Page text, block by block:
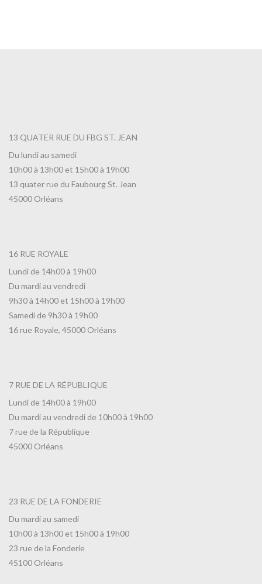
13 QUATER RUE DU FBG ST. JEAN
Du lundi au samedi
10h00 à 13h00 et 15h00 à 19h00
13 quater rue du Faubourg St. Jean
45000 Orléans
16 RUE ROYALE
Lundi de 14h00 à 19h00
Du mardi au vendredi
9h30 à 14h00 et 15h00 à 19h00
Samedi de 9h30 à 19h00
16 rue Royale, 45000 Orléans
7 RUE DE LA RÉPUBLIQUE
Lundi de 14h00 à 19h00
Du mardi au vendredi de 10h00 à 19h00
7 rue de la République
45000 Orléans
23 RUE DE LA FONDERIE
Du mardi au samedi
10h00 à 13h00 et 15h00 à 19h00
23 rue de la Fonderie
45100 Orléans